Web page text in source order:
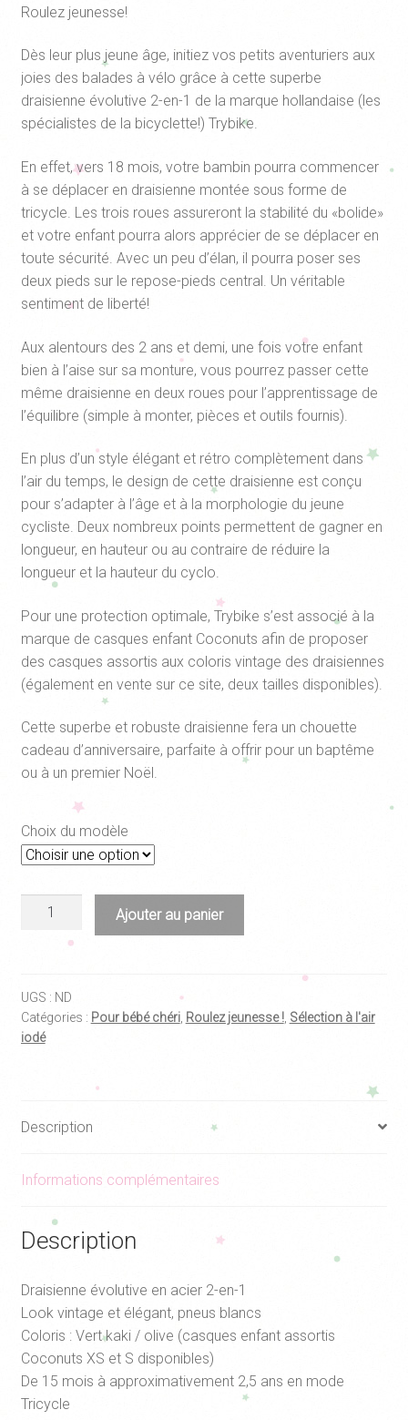
Roulez jeunesse!
Dès leur plus jeune âge, initiez vos petits aventuriers aux
joies des balades à vélo grâce à cette superbe
draisienne évolutive 2-en-1 de la marque hollandaise (les
spécialistes de la bicyclette!) Trybike.
En effet, vers 18 mois, votre bambin pourra commencer
à se déplacer en draisienne montée sous forme de
tricycle. Les trois roues assureront la stabilité du «bolide»
et votre enfant pourra alors apprécier de se déplacer en
toute sécurité. Avec un peu d’élan, il pourra poser ses
deux pieds sur le repose-pieds central. Un véritable
sentiment de liberté!
Aux alentours des 2 ans et demi, une fois votre enfant
bien à l’aise sur sa monture, vous pourrez passer cette
même draisienne en deux roues pour l’apprentissage de
l’équilibre (simple à monter, pièces et outils fournis).
En plus d’un style élégant et rétro complètement dans
l’air du temps, le design de cette draisienne est conçu
pour s’adapter à l’âge et à la morphologie du jeune
cycliste. Deux nombreux points permettent de gagner en
longueur, en hauteur ou au contraire de réduire la
longueur et la hauteur du cyclo.
Pour une protection optimale, Trybike s’est associé à la
marque de casques enfant Coconuts afin de proposer
des casques assortis aux coloris vintage des draisiennes
(également en vente sur ce site, deux tailles disponibles).
Cette superbe et robuste draisienne fera un chouette
cadeau d’anniversaire, parfaite à offrir pour un baptême
ou à un premier Noël.
Choix du modèle
quantité
Draisienne
Trybike
Vert
Olive
Ajouter au panier
UGS : ND
Catégories : Pour bébé chéri, Roulez jeunesse !, Sélection à l'air
iodé
Description
Informations complémentaires
Description
Draisienne évolutive en acier 2-en-1
Look vintage et élégant, pneus blancs
Coloris : Vert kaki / olive (casques enfant assortis
Coconuts XS et S disponibles)
De 15 mois à approximativement 2,5 ans en mode
Tricycle